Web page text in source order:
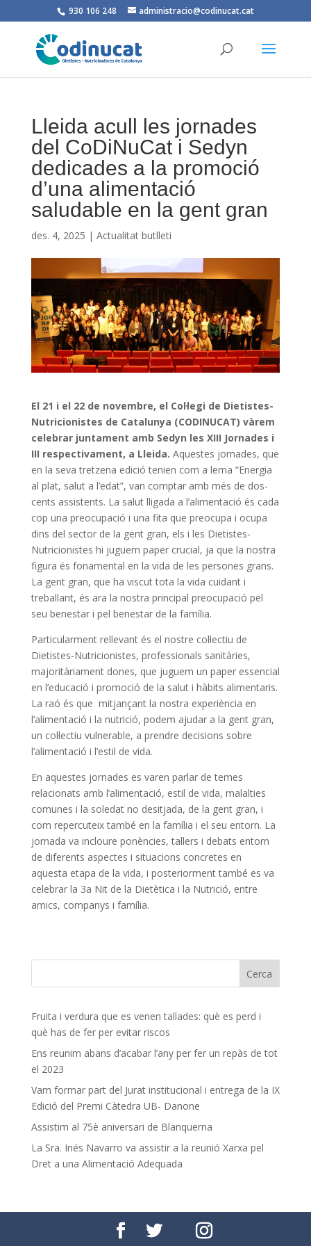
930 106 248 administracio@codinucat.cat
Lleida acull les jornades
del CoDiNuCat i Sedyn
dedicades a la promoció
d’una alimentació
saludable en la gent gran
des. 4, 2025 | Actualitat butlleti
El 21 i el 22 de novembre, el Col·legi de Dietistes-
Nutricionistes de Catalunya (CODINUCAT) vàrem
celebrar juntament amb Sedyn les XIII Jornades i
III respectivament, a Lleida. Aquestes jornades, que
en la seva tretzena edició tenien com a lema “Energia
al plat, salut a l’edat”, van comptar amb més de dos-
cents assistents. La salut lligada a l’alimentació és cada
cop una preocupació i una fita que preocupa i ocupa
dins del sector de la gent gran, els i les Dietistes-
Nutricionistes hi juguem paper crucial, ja que la nostra
figura és fonamental en la vida de les persones grans.
La gent gran, que ha viscut tota la vida cuidant i
treballant, és ara la nostra principal preocupació pel
seu benestar i pel benestar de la família.
Particularment rellevant és el nostre col·lectiu de
Dietistes-Nutricionistes, professionals sanitàries,
majoritàriament dones, que juguem un paper essencial
en l’educació i promoció de la salut i hàbits alimentaris.
La raó és que mitjançant la nostra experiència en
l’alimentació i la nutrició, podem ajudar a la gent gran,
un col·lectiu vulnerable, a prendre decisions sobre
l’alimentació i l’estil de vida.
En aquestes jornades es varen parlar de temes
relacionats amb l’alimentació, estil de vida, malalties
comunes i la soledat no desitjada, de la gent gran, i
com repercuteix també en la família i el seu entorn. La
jornada va incloure ponències, tallers i debats entorn
de diferents aspectes i situacions concretes en
aquesta etapa de la vida, i posteriorment també es va
celebrar la 3a Nit de la Dietètica i la Nutrició, entre
amics, companys i família.
Fruita i verdura que es venen tallades: què es perd i
què has de fer per evitar riscos
Ens reunim abans d’acabar l’any per fer un repàs de tot
el 2023
Vam formar part del Jurat institucional i entrega de la IX
Edició del Premi Càtedra UB- Danone
Assistim al 75è aniversari de Blanquerna
La Sra. Inés Navarro va assistir a la reunió Xarxa pel
Dret a una Alimentació Adequada